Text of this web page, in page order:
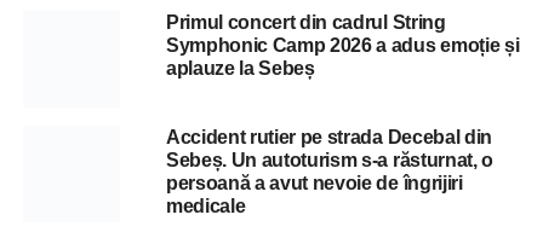
Primul concert din cadrul String
Symphonic Camp 2026 a adus emoție și
aplauze la Sebeș
Accident rutier pe strada Decebal din
Sebeș. Un autoturism s-a răsturnat, o
persoană a avut nevoie de îngrijiri
medicale